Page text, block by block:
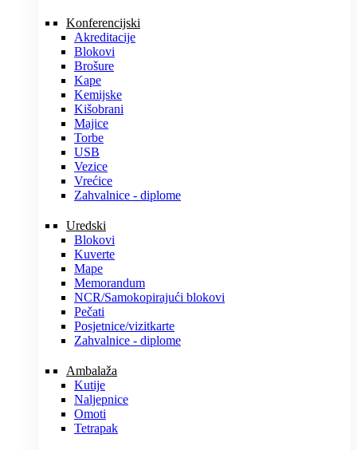
Konferencijski
Akreditacije
Blokovi
Brošure
Kape
Kemijske
Kišobrani
Majice
Torbe
USB
Vezice
Vrećice
Zahvalnice - diplome
Uredski
Blokovi
Kuverte
Mape
Memorandum
NCR/Samokopirajući blokovi
Pečati
Posjetnice/vizitkarte
Zahvalnice - diplome
Ambalaža
Kutije
Naljepnice
Omoti
Tetrapak